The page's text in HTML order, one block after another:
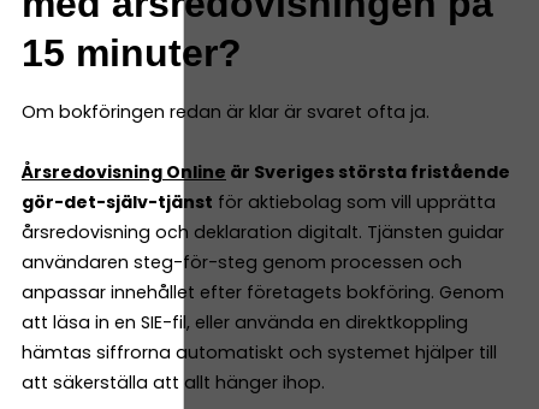
15 minuter?
Om bokföringen redan är klar är svaret ofta ja.
Årsredovisning Online är Sveriges största fristående
gör-det-själv-tjänst för aktiebolag som vill upprätta
årsredovisning och deklaration digitalt. Tjänsten guidar
användaren steg-för-steg genom processen och
anpassar innehållet efter företagets bokföring. Genom
att läsa in en SIE-fil, eller använda en direktkoppling
hämtas siffrorna automatiskt och systemet hjälper till
att säkerställa att allt hänger ihop.